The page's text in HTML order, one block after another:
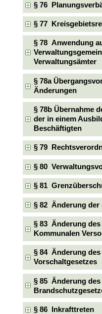
§ 76
§ 77
§ 78 Anwendung
Verwaltungsämter
§ 78a
Änderungen
§ 78b Übernahme
der in einem
Beschäftigten
§ 79
§ 80
§ 81
§ 82 Änderung der
§ 83 Änderung
Kommunalen
§ 84 Änderung
Vorschaltgesetzes
§ 85 Änderung
§ 86 Inkrafttreten